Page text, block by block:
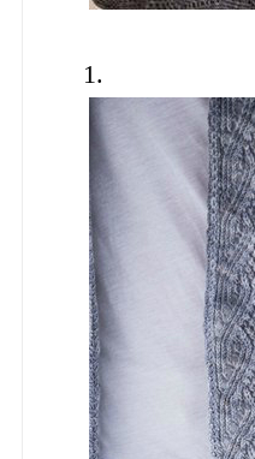
1.